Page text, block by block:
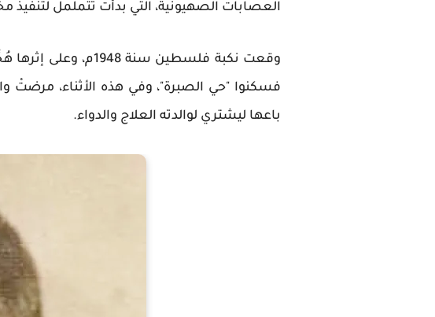
العصابات الصهيونية، التي بدأت تتململ لتنفيذ
وقعت نكبة فلسطين
فسكنوا "حي الصبرة"، وفي هذه الأثناء، مرضتْ
باعها ليشتري لوالدته العلاج والدواء.